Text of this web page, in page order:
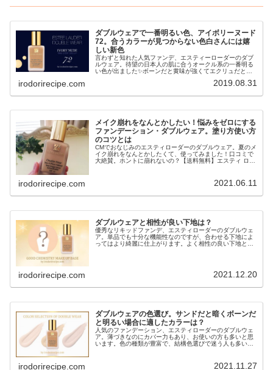
ダブルウェアで一番明るい色、アイボリーヌード
72。合うカラーが見つからない色白さんには嬉
しい新色
言わずと知れた人気ファンデ、エスティーローダーのダブ
ルウェア。待望の日本人の肌に合うオークル系の一番明る
い色が出ました✨ボーンだと黄味が強くてエクリュだと暗
irodorirecipe.com 2019.08.31
メイク崩れをなんとかしたい！悩みをゼロにする
ファンデーション・ダブルウェア。塗り方使い方
のコツとは
CMでおなじみのエスティローダーのダブルウェア。夏のメ
イク崩れをなんとかしたくて、使ってみました！口コミで
大絶賛。ホントに崩れないの？【送料無料】エスティ ロー
irodorirecipe.com 2021.06.11
ダブルウェアと相性が良い下地は？
優秀なリキッドファンデ、エスティローダーのダブルウェ
ア。単品でも十分な機能性なのですが、合わせる下地によ
ってはより綺麗に仕上がります。よく相性の良い下地とし
irodorirecipe.com 2021.12.20
ダブルウェアの色選び。サンドだと暗くボーンだ
と明るい場合に適したカラーは？
人気のファンデーション、エスティローダーのダブルウェ
ア。薄づきなのにカバー力もあり、お使いの方も多いと思
います。色の種類が豊富で、結構色選びで迷う人も多いん
irodorirecipe.com 2021.11.27